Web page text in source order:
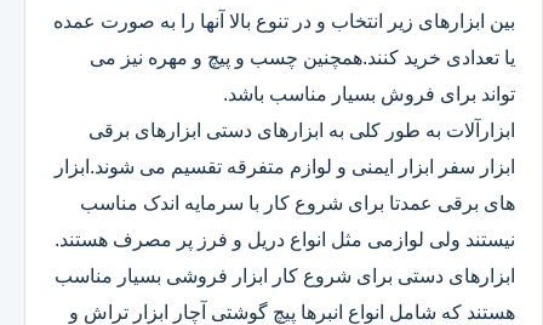
بین ابزارهای زیر انتخاب و در تنوع بالا آنها را به صورت عمده
یا تعدادی خرید کنند.همچنین چسب و پیچ و مهره نیز می
تواند برای فروش بسیار مناسب باشد.
ابزارآلات به طور کلی به ابزارهای دستی ابزارهای برقی
ابزار سفر ابزار ایمنی و لوازم متفرقه تقسیم می شوند.ابزار
های برقی عمدتا برای شروع کار با سرمایه اندک مناسب
نیستند ولی لوازمی مثل انواع دریل و فرز پر مصرف هستند.
ابزارهای دستی برای شروع کار ابزار فروشی بسیار مناسب
هستند که شامل انواع انبرها پیچ گوشتی آچار ابزار تراش و